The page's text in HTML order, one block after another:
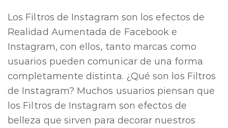
Los Filtros de Instagram son los efectos de
Realidad Aumentada de Facebook e
Instagram, con ellos, tanto marcas como
usuarios pueden comunicar de una forma
completamente distinta. ¿Qué son los Filtros
de Instagram? Muchos usuarios piensan que
los Filtros de Instagram son efectos de
belleza que sirven para decorar nuestros